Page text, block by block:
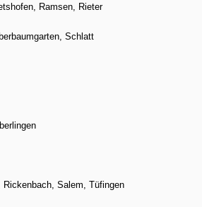
Ramsen, Rieter
Schlatt
Salem, Tüfingen